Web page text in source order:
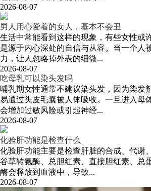
2026-08-07
男人用心爱着的女人，基本不会丑
生活中常能看到这样的现象，有些女性或
是源于内心深处的自信与从容。当一个人
力，让人忽略掉外表的细微...
2026-08-07
吃母乳可以染头发吗
哺乳期女性通常不建议染头发，因为染发
易通过头皮毛囊被人体吸收。一旦进入母
会增加过敏风险或引起神经...
2026-08-07
化验肝功能是检查什么
化验肝功能主要是检查肝脏的合成、代谢
谷草转氨酶、总胆红素、直接胆红素、总
酶会释放到血液中，导致...
2026-08-07